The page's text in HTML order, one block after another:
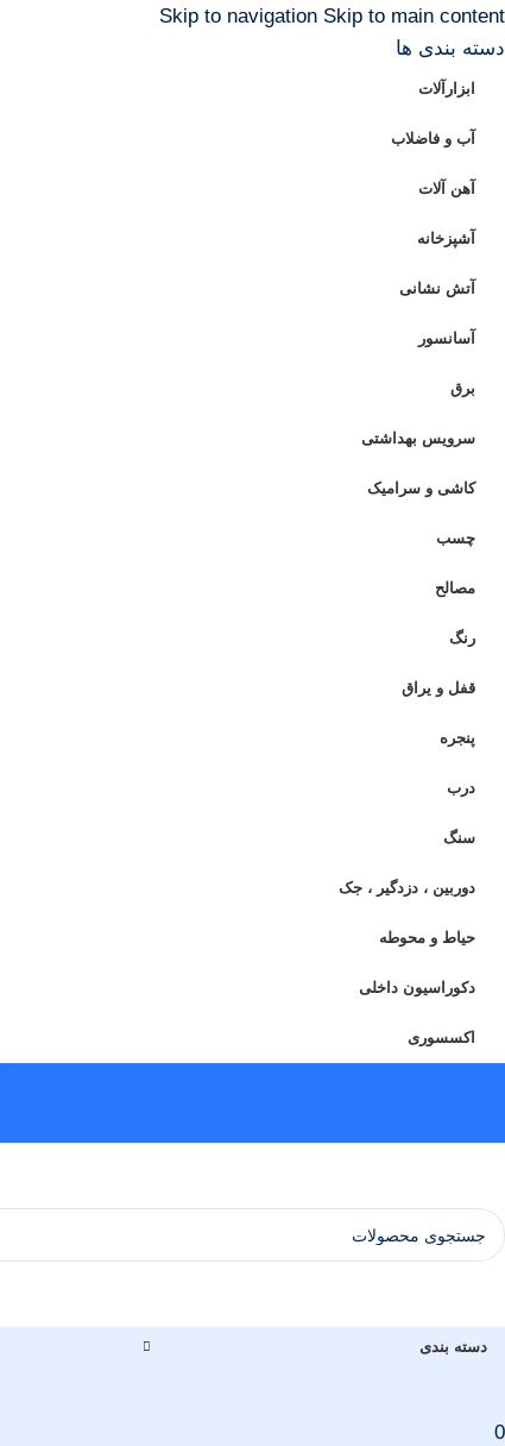
Skip to navigation Skip to main content
دسته بندی ها
ابزارآلات
آب و فاضلاب
آهن آلات
آشپزخانه
آتش نشانی
آسانسور
برق
سرویس بهداشتی
کاشی و سرامیک
چسب
مصالح
رنگ
قفل و یراق
پنجره
درب
سنگ
دوربین ، دزدگیر ، جک
حیاط و محوطه
دکوراسیون داخلی
اکسسوری
دسته بندی
0